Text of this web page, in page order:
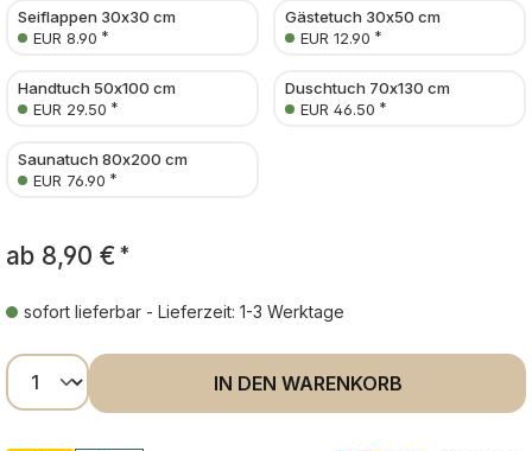
Seiflappen 30x30 cm
EUR 8.90 *
Gästetuch 30x50 cm
EUR 12.90 *
Handtuch 50x100 cm
EUR 29.50 *
Duschtuch 70x130 cm
EUR 46.50 *
Saunatuch 80x200 cm
EUR 76.90 *
ab 8,90 € *
sofort lieferbar - Lieferzeit: 1-3 Werktage
Produkt Anzahl: Gib den gewünschten
IN DEN WARENKORB